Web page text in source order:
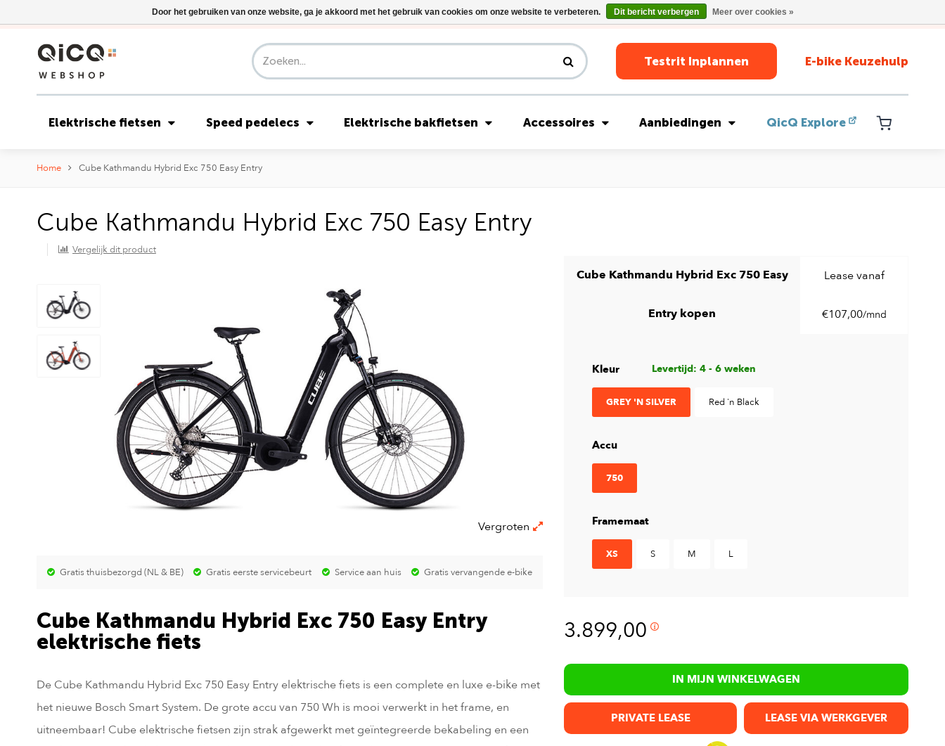
Riese & Müller Nevo5 Silent Core nu direct uit voorraad leverbaar!
Testrit Inplannen E-bike Keuzehulp
Elektrische fietsen Speed pedelecs Elektrische bakfietsen Accessoires Aanbiedingen QicQ Explore
Home Cube Kathmandu Hybrid Exc 750 Easy Entry
Cube Kathmandu Hybrid Exc 750 Easy Entry
Vergelijk dit product
Vergroten
Gratis thuisbezorgd (NL & BE) Gratis eerste servicebeurt Service aan huis Gratis vervangende e-bike
Cube Kathmandu Hybrid Exc 750 Easy Entry
elektrische fiets
De Cube Kathmandu Hybrid Exc 750 Easy Entry elektrische fiets is een complete en luxe e-bike met
het nieuwe Bosch Smart System. De grote accu van 750 Wh is mooi verwerkt in het frame, en
uitneembaar! Cube elektrische fietsen zijn strak afgewerkt met geïntegreerde bekabeling en een
Cube Kathmandu Hybrid Exc 750 Easy
Entry kopen
Lease vanaf
€107,00/mnd
Kleur Levertijd: 4 - 6 weken
GREY 'N SILVER Red 'n Black
Accu
750
Framemaat
XS S M L
3.899,00
IN MIJN WINKELWAGEN
PRIVATE LEASE LEASE VIA WERKGEVER
Door het gebruiken van onze website, ga je akkoord met het gebruik van cookies om onze website te verbeteren. Dit bericht verbergen Meer over cookies »